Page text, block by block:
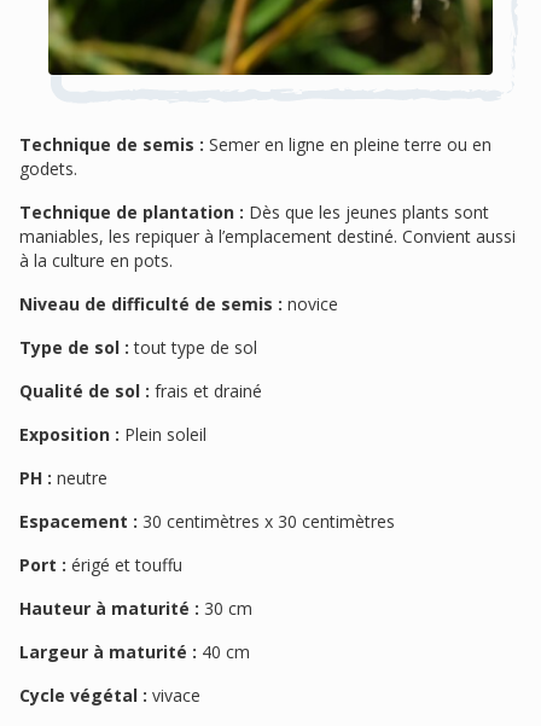
Technique de semis : Semer en ligne en pleine terre ou en
godets.
Technique de plantation : Dès que les jeunes plants sont
maniables, les repiquer à l’emplacement destiné. Convient aussi
à la culture en pots.
Niveau de difficulté de semis : novice
Type de sol : tout type de sol
Qualité de sol : frais et drainé
Exposition : Plein soleil
PH : neutre
Espacement : 30 centimètres x 30 centimètres
Port : érigé et touffu
Hauteur à maturité : 30 cm
Largeur à maturité : 40 cm
Cycle végétal : vivace